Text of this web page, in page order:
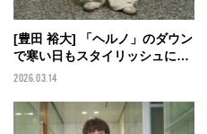
[豊田 裕大] 「ヘルノ」のダウン
で寒い日もスタイリッシュに。
足元は愛用スニーカーの「アデ
ルの私服スナップ】
2026.03.14